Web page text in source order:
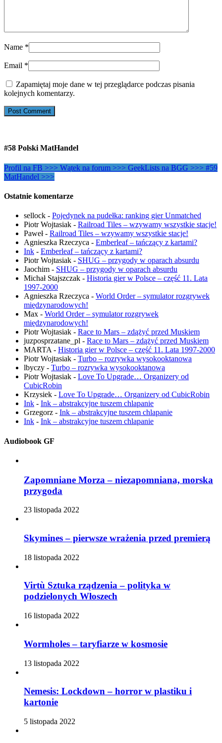
Name *
Email *
Zapamiętaj moje dane w tej przeglądarce podczas pisania
kolejnych komentarzy.
#58 Polski MatHandel
Profil na FB >>> Wątek na forum >>> GeekLists na BGG >>> #59
MatHandel >>>
Ostatnie komentarze
sellock - Pojedynek na pudełka: ranking gier Unmatched
Piotr Wojtasiak - Railroad Tiles – wzywamy wszystkie stacje!
Paweł- Railroad Tiles – wzywamy wszystkie stacje!
Agnieszka Rzeczyca - Emberleaf – tańczący z kartami?
Ink - Emberleaf – tańczący z kartami?
Piotr Wojtasiak - SHUG – przygody w oparach absurdu
Jaochim - SHUG – przygody w oparach absurdu
Michał Stajszczak - Historia gier w Polsce – część 11. Lata
1997-2000
Agnieszka Rzeczyca - World Order – symulator rozgrywek
międzynarodowych!
Max - World Order – symulator rozgrywek
międzynarodowych!
Piotr Wojtasiak - Race to Mars – zdążyć przed Muskiem
juzposprzatane_pl - Race to Mars – zdążyć przed Muskiem
MARTA - Historia gier w Polsce – część 11. Lata 1997-2000
Piotr Wojtasiak - Turbo – rozrywka wysokooktanowa
lbyczy - Turbo – rozrywka wysokooktanowa
Piotr Wojtasiak - Love To Upgrade… Organizery od
CubicRobin
Krzysiek - Love To Upgrade… Organizery od CubicRobin
Ink - Ink – abstrakcyjne tuszem chlapanie
Grzegorz - Ink – abstrakcyjne tuszem chlapanie
Ink - Ink – abstrakcyjne tuszem chlapanie
Audiobook GF
Zapomniane Morza – niezapomniana, morska
przygoda
23 listopada 2022
Skymines – pierwsze wrażenia przed premierą
18 listopada 2022
Virtù Sztuka rządzenia – polityka w
podzielonych Włoszech
16 listopada 2022
Wormholes – taryfiarze w kosmosie
13 listopada 2022
Nemesis: Lockdown – horror w plastiku i
kartonie
5 listopada 2022